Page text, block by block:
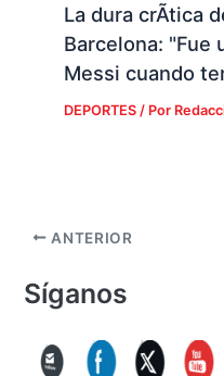
La dura crÃ­tica
Barcelona: "Fue
Messi cuando
DEPORTES/ Por
ANTERIOR
Síganos